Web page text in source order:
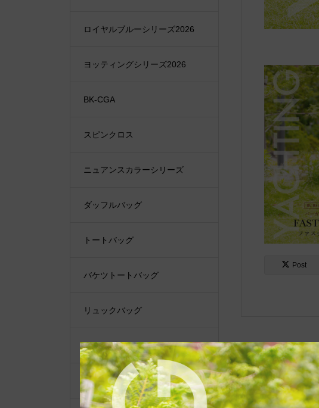
Post
ロイヤルブルーシリーズ2026
ヨッティングシリーズ2026
BK-CGA
スピンクロス
ニュアンスカラーシリーズ
ダッフルバッグ
トートバッグ
バケツトートバッグ
リュックバッグ
ショルダーバッグ
ショルダーベルト